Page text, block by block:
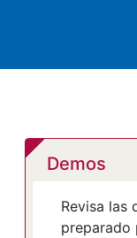
Demos
Revisa las
preparado